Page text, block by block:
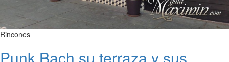
Rincones
Punk Bach su terraza y sus